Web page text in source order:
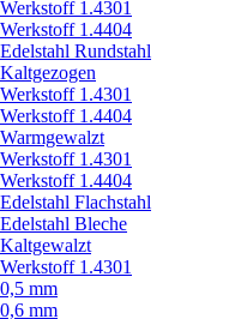
Werkstoff 1.4301
Werkstoff 1.4404
Edelstahl Rundstahl
Kaltgezogen
Werkstoff 1.4301
Werkstoff 1.4404
Warmgewalzt
Werkstoff 1.4301
Werkstoff 1.4404
Edelstahl Flachstahl
Edelstahl Bleche
Kaltgewalzt
Werkstoff 1.4301
0,5 mm
0,6 mm